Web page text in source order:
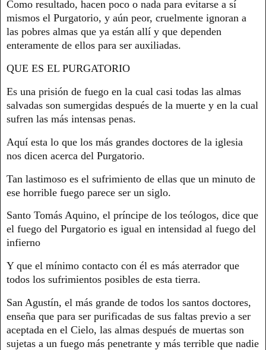
Como resultado, hacen poco o nada para evitarse a sí
mismos el Purgatorio, y aún peor, cruelmente ignoran a
las pobres almas que ya están allí y que dependen
enteramente de ellos para ser auxiliadas.
QUE ES EL PURGATORIO
Es una prisión de fuego en la cual casi todas las almas
salvadas son sumergidas después de la muerte y en la cual
sufren las más intensas penas.
Aquí esta lo que los más grandes doctores de la iglesia
nos dicen acerca del Purgatorio.
Tan lastimoso es el sufrimiento de ellas que un minuto de
ese horrible fuego parece ser un siglo.
Santo Tomás Aquino, el príncipe de los teólogos, dice que
el fuego del Purgatorio es igual en intensidad al fuego del
infierno
Y que el mínimo contacto con él es más aterrador que
todos los sufrimientos posibles de esta tierra.
San Agustín, el más grande de todos los santos doctores,
enseña que para ser purificadas de sus faltas previo a ser
aceptada en el Cielo, las almas después de muertas son
sujetas a un fuego más penetrante y más terrible que nadie